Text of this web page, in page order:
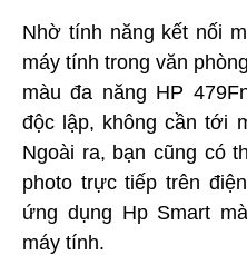
Nhờ tính năng kết nối
máy tính trong văn
màu đa năng HP
độc lập, không cần tới
Ngoài ra, bạn cũng có
photo trực tiếp trên
ứng dụng Hp Smart
máy tính.